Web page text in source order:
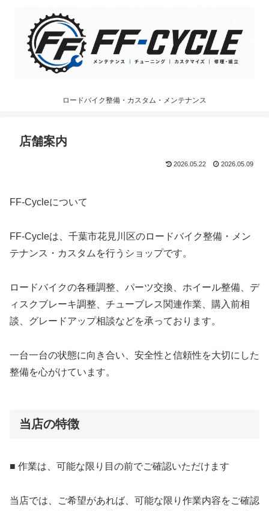
ロードバイク整備・カスタム・メンテナンス
店舗案内
2026.05.22 2026.05.09
FF-Cycleについて
FF-Cycleは、千葉市花見川区のロードバイク整備・メン
テナンス・カスタムを行うショップです。
ロードバイクの各種調整、パーツ交換、ホイール整備、デ
ィスクブレーキ調整、チューブレス関連作業、購入前相
談、グレードアップ相談などを承っております。
一台一台の状態に向き合い、安全性と信頼性を大切にした
整備を心がけています。
当店の特徴
■ 作業は、可能な限り目の前でご確認いただけます
当店では、ご希望があれば、可能な限り作業内容をご確認